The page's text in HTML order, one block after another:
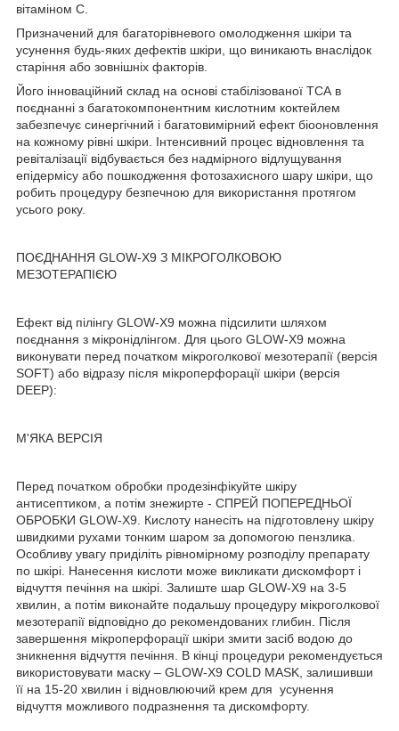
вітаміном С.
Призначений для багаторівневого омолодження шкіри та
усунення будь-яких дефектів шкіри, що виникають внаслідок
старіння або зовнішніх факторів.
Його інноваційний склад на основі стабілізованої ТСА в
поєднанні з багатокомпонентним кислотним коктейлем
забезпечує синергічний і багатовимірний ефект біооновлення
на кожному рівні шкіри. Інтенсивний процес відновлення та
ревіталізації відбувається без надмірного відлущування
епідермісу або пошкодження фотозахисного шару шкіри, що
робить процедуру безпечною для використання протягом
усього року.
ПОЄДНАННЯ GLOW-X9 З МІКРОГОЛКОВОЮ
МЕЗОТЕРАПІЄЮ
Ефект від пілінгу GLOW-X9 можна підсилити шляхом
поєднання з мікронідлінгом. Для цього GLOW-X9 можна
виконувати перед початком мікроголкової мезотерапії (версія
SOFT) або відразу після мікроперфорації шкіри (версія
DEEP):
М'ЯКА ВЕРСІЯ
Перед початком обробки продезінфікуйте шкіру
антисептиком, а потім знежирте - СПРЕЙ ПОПЕРЕДНЬОЇ
ОБРОБКИ GLOW-X9. Кислоту нанесіть на підготовлену шкіру
швидкими рухами тонким шаром за допомогою пензлика.
Особливу увагу приділіть рівномірному розподілу препарату
по шкірі. Нанесення кислоти може викликати дискомфорт і
відчуття печіння на шкірі. Залиште шар GLOW-X9 на 3-5
хвилин, а потім виконайте подальшу процедуру мікроголкової
мезотерапії відповідно до рекомендованих глибин. Після
завершення мікроперфорації шкіри змити засіб водою до
зникнення відчуття печіння. В кінці процедури рекомендується
використовувати маску – GLOW-X9 COLD MASK, залишивши
її на 15-20 хвилин і відновлюючий крем для усунення
відчуття можливого подразнення та дискомфорту.